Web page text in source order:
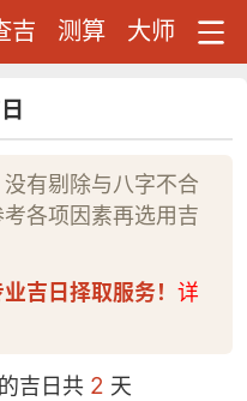
吉 测算 大师
有剔除与八字不合
各项因素再选用吉
吉日择取服务！ 详
吉日共 2 天